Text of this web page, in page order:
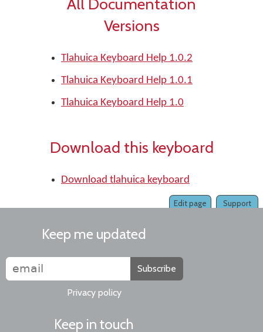
Versions
Tlahuica Keyboard Help 1.0.2
Tlahuica Keyboard Help 1.0.1
Tlahuica Keyboard Help 1.0
Download this keyboard
Download tlahuica keyboard
Support
Edit page
Keep me updated
Subscribe
Privacy policy
Keep in touch